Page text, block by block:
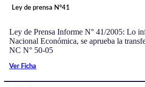
Ley de prensa N°41
Ley de Prensa Informe N° 41/2005: Lo
Nacional Económica, se aprueba la
NC N° 50-05
Ver Ficha